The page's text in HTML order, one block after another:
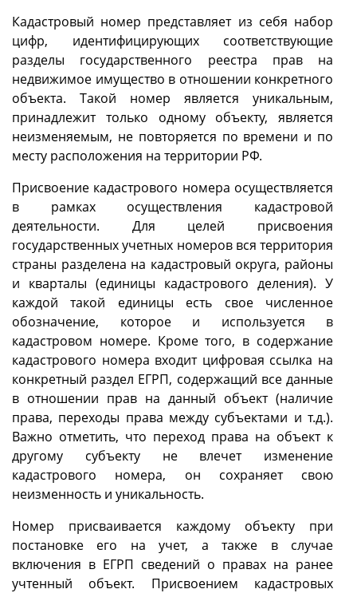
Кадастровый номер представляет из себя набор
цифр, идентифицирующих соответствующие
разделы государственного реестра прав на
недвижимое имущество в отношении конкретного
объекта. Такой номер является уникальным,
принадлежит только одному объекту, является
неизменяемым, не повторяется по времени и по
месту расположения на территории РФ.
Присвоение кадастрового номера осуществляется
в рамках осуществления кадастровой
деятельности. Для целей присвоения
государственных учетных номеров вся территория
страны разделена на кадастровый округа, районы
и кварталы (единицы кадастрового деления). У
каждой такой единицы есть свое численное
обозначение, которое и используется в
кадастровом номере. Кроме того, в содержание
кадастрового номера входит цифровая ссылка на
конкретный раздел ЕГРП, содержащий все данные
в отношении прав на данный объект (наличие
права, переходы права между субъектами и т.д.).
Важно отметить, что переход права на объект к
другому субъекту не влечет изменение
кадастрового номера, он сохраняет свою
неизменность и уникальность.
Номер присваивается каждому объекту при
постановке его на учет, а также в случае
включения в ЕГРП сведений о правах на ранее
учтенный объект. Присвоением кадастровых